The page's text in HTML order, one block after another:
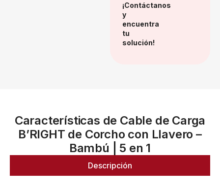
¡Contáctanos
y
encuentra
tu
solución!
Características de Cable de Carga
B’RIGHT de Corcho con Llavero –
Bambú | 5 en 1
Descripción